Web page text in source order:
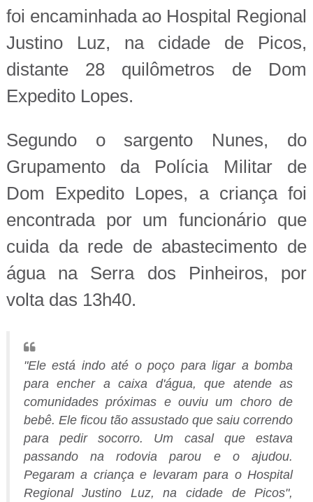
foi encaminhada ao Hospital Regional
Justino Luz, na cidade de Picos,
distante 28 quilômetros de Dom
Expedito Lopes.
Segundo o sargento Nunes, do
Grupamento da Polícia Militar de
Dom Expedito Lopes, a criança foi
encontrada por um funcionário que
cuida da rede de abastecimento de
água na Serra dos Pinheiros, por
volta das 13h40.
"Ele está indo até o poço para ligar a bomba
para encher a caixa d'água, que atende as
comunidades próximas e ouviu um choro de
bebê. Ele ficou tão assustado que saiu correndo
para pedir socorro. Um casal que estava
passando na rodovia parou e o ajudou.
Pegaram a criança e levaram para o Hospital
Regional Justino Luz, na cidade de Picos",